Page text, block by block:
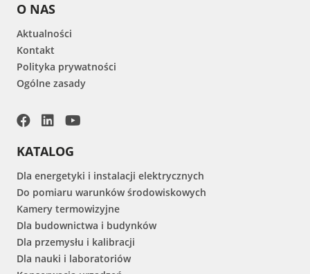
O NAS
Aktualności
Kontakt
Polityka prywatności
Ogólne zasady
KATALOG
Dla energetyki i instalacji elektrycznych
Do pomiaru warunków środowiskowych
Kamery termowizyjne
Dla budownictwa i budynków
Dla przemysłu i kalibracji
Dla nauki i laboratoriów